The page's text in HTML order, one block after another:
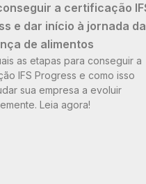
a certificação
e dar início à jornada da
de alimentos
as etapas para conseguir a
IFS Progress e como isso
sua empresa a evoluir
Leia agora!